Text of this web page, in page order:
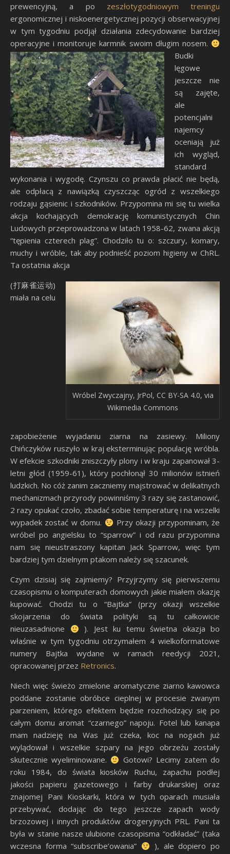
prewencyjną, a po zeszłotygodniowym treningu
ergonomicznej i niskoenergetycznej pozycji obserwacyjnej
w tym tygodniu podjął działania zdecydowanie bardziej
operacyjne i monitoruje karmnik swoim długim nosem.
Budki
lęgowe
jeszcze nie
są zajęte,
ale
potencjalni
najemcy
oceniają już
ich wygląd,
standard
wykonania i wygodę. Czynszu co prawda płacić nie będą,
ale odpłacą z nawiązką czyszcząc ogród z wszelkiego
rodzaju gąsienic i szkodników. Przypomina mi się tu wielka
akcja kochających demokrację komunistycznych Chin
Ludowych przeprowadzona w latach 1958-62, zwana akcją
“tępienia czterech plag”. Chodziło tu o: szczury, komary,
muchy i wróble, tak aby podnieść poziom higieny w ChRL.
Ta ostatnia akcja
Wróbel Zwyczajny, JrPol, CC BY-SA 4.0, via
Wikimedia Commons
(打麻雀运动)
miała na celu
zapobieżenie wyjadaniu ziarna na zasiewy. Miliony
Chińczyków ruszyło w kraj eksterminując populację wróbla.
W efekcie szkodniki zniszczyły plony i w kraju zapanował 3-
letni głód (1959-61), który pochłonął 30 milionów istnień
ludzkich. No cóż zanim zaczniemy majstrować w delikatnych
mechanizmach przyrody powinniśmy 3 razy się zastanowić,
2 razy opukać czoło, zbadać sobie temperaturę i na wszelki
wypadek zostać w domu.
Przy okazji przypominam, że
wróbel po angielsku to “sparrow” i od razu przypomina
nam się nieustraszony kapitan Jack Sparrow, więc tym
bardziej tym dzielnym ptakom należy się szacunek.
Czym dzisiaj się zajmiemy? Przyjrzymy się pierwszemu
czasopismu o komputerach domowych jakie miałem okazję
kupować. Chodzi tu o “Bajtka” (przy okazji wszelkie
skojarzenia do świata polityki są tu całkowicie
nieuzasadnione
). Jest ku temu świetna okazja bo
właśnie w tym tygodniu otrzymałem 4 wielkoformatowe
numery Bajtka wydane w ramach reedycji 2021,
opracowanej przez Retronics.
Niech więc świeżo zmielone aromatyczne ziarno kawowca
poddane zostanie obróbce cieplnej w procesie zwanym
parzeniem, którego efektem będzie rozchodzący się po
całym domu aromat “czarnego” napoju. Fotel lub kanapa
mam nadzieję na Was już czeka, koc na nogach już
wylądował i wszelkie szpary na jego obrzeżu zostały
skutecznie wyeliminowane.
Gotowi? Lecimy zatem do
roku 1984, do świata kiosków Ruchu, zapachu podłej
jakości papieru gazetowego i farby drukarskiej oraz
znajomej Pani Kioskarki, która w tych oparach musiała
przebywać, dodając do tego jeszcze zapach wody
brzozowej i innych produktów drogeryjnych PRL. Pani ta
była w stanie nasze ulubione czasopisma “odkładać” (taka
wczesna forma “subscribe’owania”
), ale dopiero po